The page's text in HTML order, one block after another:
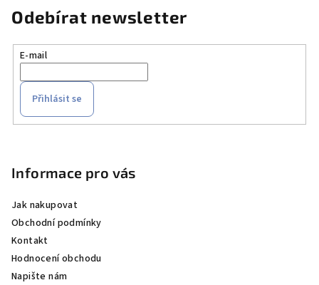
Odebírat newsletter
E-mail
Přihlásit se
Informace pro vás
Jak nakupovat
Obchodní podmínky
Kontakt
Hodnocení obchodu
Napište nám